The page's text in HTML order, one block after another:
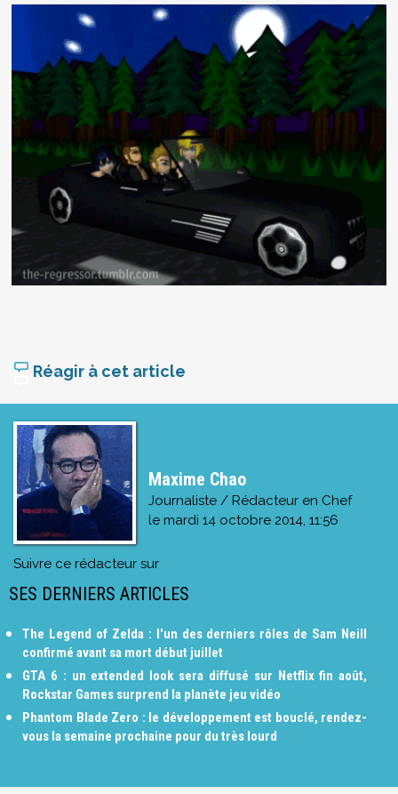
Réagir à cet article
Maxime Chao
Journaliste / Rédacteur en Chef
le mardi 14 octobre 2014, 11:56
Suivre ce rédacteur sur
SES DERNIERS ARTICLES
The Legend of Zelda : l'un des derniers rôles de Sam Neill
confirmé avant sa mort début juillet
GTA 6 : un extended look sera diffusé sur Netflix fin août,
Rockstar Games surprend la planète jeu vidéo
Phantom Blade Zero : le développement est bouclé, rendez-
vous la semaine prochaine pour du très lourd